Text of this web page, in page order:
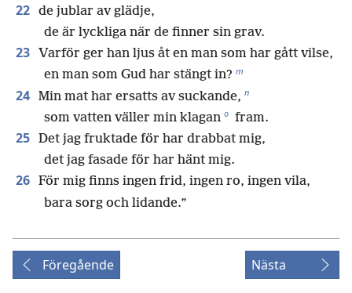
22 de jublar av glädje,
de är lyckliga när de finner sin grav.
23
Varför ger han ljus åt en man som har gått vilse,
en man som Gud har stängt in? m
24 Min mat har ersatts av suckande, n
som vatten väller min klagan o fram.
25 Det jag fruktade för har drabbat mig,
det jag fasade för har hänt mig.
26 För mig finns ingen frid, ingen ro, ingen vila,
bara sorg och lidande.”
Föregående Nästa